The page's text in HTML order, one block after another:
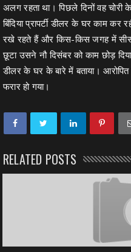
अलग रहता था। पिछले दिनों वह
बिंदिया प्रापर्टी डीलर के घर काम
रखे रहते हैं और किस-किस जगह में
छूटा उसने नौ दिसंबर को काम छोड़
डीलर के घर के बारे में बताया। आरोपित
फरार हो गया।
RELATED POSTS